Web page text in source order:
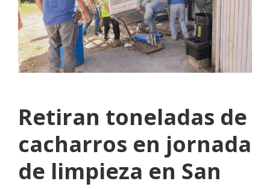
Retiran toneladas de
cacharros en jornada
de limpieza en San